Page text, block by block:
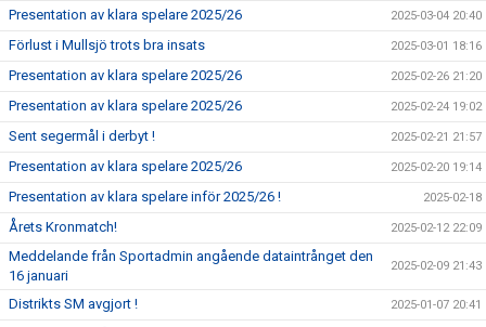
Presentation av klara spelare 2025/26 2025-03-04 20:40
Förlust i Mullsjö trots bra insats 2025-03-01 18:16
Presentation av klara spelare 2025/26 2025-02-26 21:20
Presentation av klara spelare 2025/26 2025-02-24 19:02
Sent segermål i derbyt ! 2025-02-21 21:57
Presentation av klara spelare 2025/26 2025-02-20 19:14
Presentation av klara spelare inför 2025/26 ! 2025-02-18
Årets Kronmatch! 2025-02-12 22:09
Meddelande från Sportadmin angående dataintrånget den
16 januari
2025-02-09 21:43
Distrikts SM avgjort ! 2025-01-07 20:41